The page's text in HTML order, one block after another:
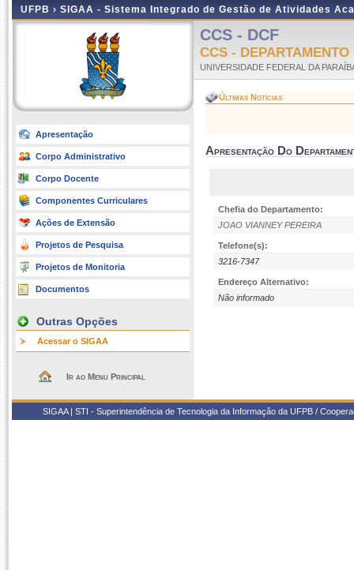
UFPB › SIGAA - Sistema Integrado de Gestão de Atividades
Apresentação
Corpo Administrativo
Corpo Docente
Componentes Curriculares
Ações de Extensão
Projetos de Pesquisa
Projetos de Monitoria
Documentos
Outras Opções
Acessar o SIGAA
Ir ao Menu Principal
CCS - DCF
CCS -
UNIVERSIDADE FEDERAL DA
Últimas Notícias
Apresentação Do
Chefia do Departamento:
JOAO VIANNEY PEREIRA
Telefone(s):
3216-7347
Endereço Alternativo:
Não informado
SIGAA | STI - Superintendência de Tecnologia da Informação da UFPB /